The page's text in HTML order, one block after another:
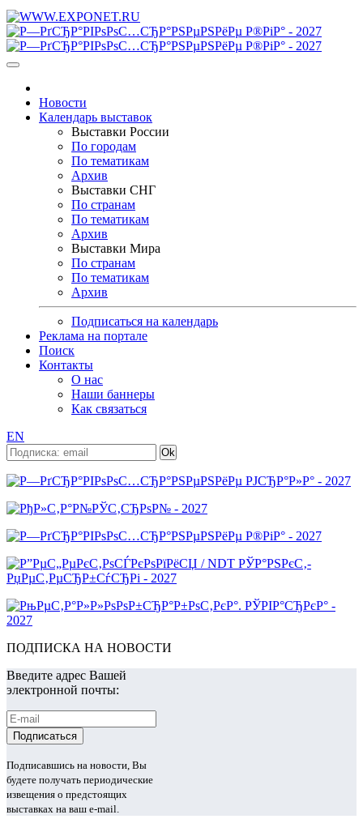
Новости
Календарь выставок
Выставки России
По городам
По тематикам
Архив
Выставки СНГ
По странам
По тематикам
Архив
Выставки Мира
По странам
По тематикам
Архив
Подписаться на календарь
Реклама на портале
Поиск
Контакты
О нас
Наши баннеры
Как связаться
EN
ПОДПИСКА НА НОВОСТИ
Введите адрес Вашей
электронной почты:
Подписавшись на новости, Вы
будете получать периодические
извещения о предстоящих
выставках на ваш e-mail.